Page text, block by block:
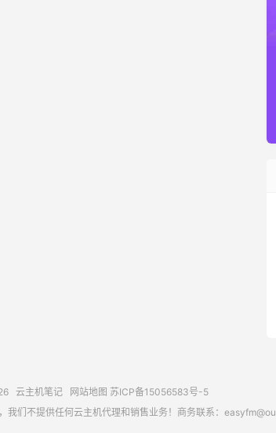
云主机笔记 网站地图 苏ICP备15056583号-5
们不提供任何云主机代理和销售业务！商务联系：